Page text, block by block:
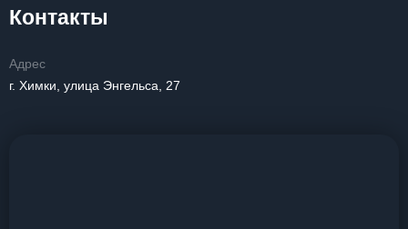
Контакты
Адрес
г. Химки, улица Энгельса, 27